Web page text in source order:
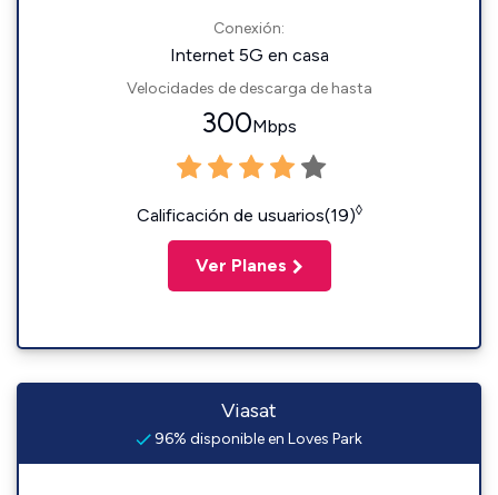
Conexión:
Internet 5G en casa
Velocidades de descarga de hasta
300Mbps
Calificación de usuarios(19)◊
Ver Planes
Viasat
96% disponible en Loves Park